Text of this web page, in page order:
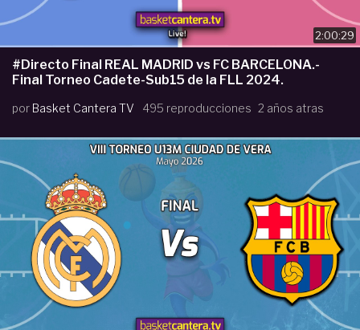
2:00:29
#Directo Final REAL MADRID vs FC BARCELONA.-
Final Torneo Cadete-Sub15 de la FLL 2024.
por Basket Cantera TV 495 reproducciones 2 años atras